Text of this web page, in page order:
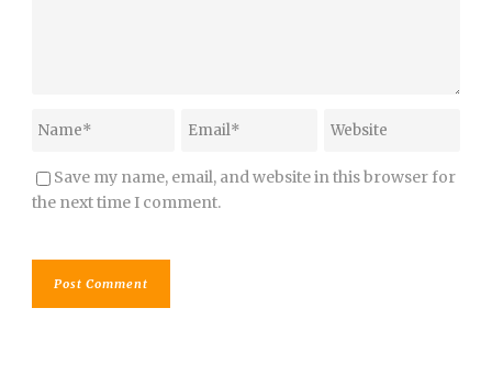
Save my name, email, and website in this browser for
the next time I comment.